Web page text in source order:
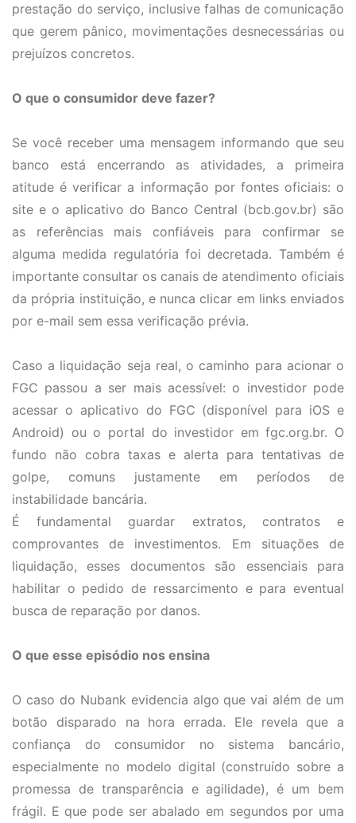
prestação do serviço, inclusive falhas de comunicação
que gerem pânico, movimentações desnecessárias ou
prejuízos concretos.
O que o consumidor deve fazer?
Se você receber uma mensagem informando que seu
banco está encerrando as atividades, a primeira
atitude é verificar a informação por fontes oficiais: o
site e o aplicativo do Banco Central (bcb.gov.br) são
as referências mais confiáveis para confirmar se
alguma medida regulatória foi decretada. Também é
importante consultar os canais de atendimento oficiais
da própria instituição, e nunca clicar em links enviados
por e-mail sem essa verificação prévia.
Caso a liquidação seja real, o caminho para acionar o
FGC passou a ser mais acessível: o investidor pode
acessar o aplicativo do FGC (disponível para iOS e
Android) ou o portal do investidor em fgc.org.br. O
fundo não cobra taxas e alerta para tentativas de
golpe, comuns justamente em períodos de
instabilidade bancária.
É fundamental guardar extratos, contratos e
comprovantes de investimentos. Em situações de
liquidação, esses documentos são essenciais para
habilitar o pedido de ressarcimento e para eventual
busca de reparação por danos.
O que esse episódio nos ensina
O caso do Nubank evidencia algo que vai além de um
botão disparado na hora errada. Ele revela que a
confiança do consumidor no sistema bancário,
especialmente no modelo digital (construído sobre a
promessa de transparência e agilidade), é um bem
frágil. E que pode ser abalado em segundos por uma